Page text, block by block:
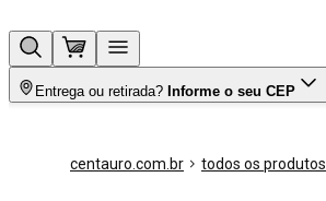
Entrega ou retirada? Informe o seu CEP
centauro.com.br todos os produtos